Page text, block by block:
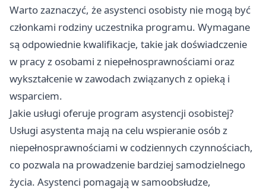
Warto zaznaczyć, że asystenci osobisty nie mogą być
członkami rodziny uczestnika programu. Wymagane
są odpowiednie kwalifikacje, takie jak doświadczenie
w pracy z osobami z niepełnosprawnościami oraz
wykształcenie w zawodach związanych z opieką i
wsparciem.
Jakie usługi oferuje program asystencji osobistej?
Usługi asystenta mają na celu wspieranie osób z
niepełnosprawnościami w codziennych czynnościach,
co pozwala na prowadzenie bardziej samodzielnego
życia. Asystenci pomagają w samoobsłudze,